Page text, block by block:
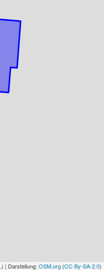
) | Darstellung: OSM.org (CC-By-SA-2.0)